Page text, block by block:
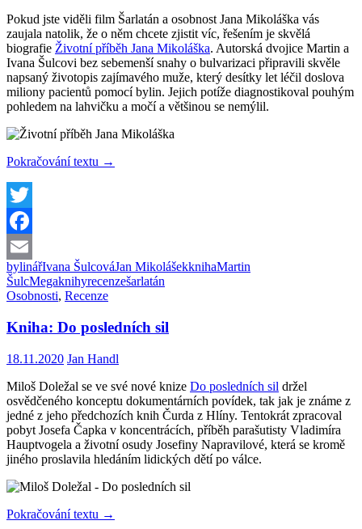
Pokud jste viděli film Šarlatán a osobnost Jana Mikoláška vás
zaujala natolik, že o něm chcete zjistit víc, řešením je skvělá
biografie Životní příběh Jana Mikoláška. Autorská dvojice Martin a
Ivana Šulcovi bez sebemenší snahy o bulvarizaci připravili skvěle
napsaný životopis zajímavého muže, který desítky let léčil doslova
miliony pacientů pomocí bylin. Jejich potíže diagnostikoval pouhým
pohledem na lahvičku a močí a většinou se nemýlil.
Pokračování textu Kniha:
→
Twitter
Facebook
Email
bylinářIvana ŠulcováJan MikolášekknihaMartin
ŠulcMegaknihyrecenzešarlatán
Osobnosti, Recenze
Kniha: Do posledních sil
18.11.2020 Jan Handl
Miloš Doležal se ve své nové knize Do posledních sil držel
osvědčeného konceptu dokumentárních povídek, tak jak je známe z
jedné z jeho předchozích knih Čurda z Hlíny. Tentokrát zpracoval
pobyt Josefa Čapka v koncentrácích, příběh parašutisty Vladimíra
Hauptvogela a životní osudy Josefiny Napravilové, která se kromě
jiného proslavila hledáním lidických dětí po válce.
Pokračování textu Kniha:
→